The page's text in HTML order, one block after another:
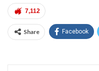
7,112
Share Facebook